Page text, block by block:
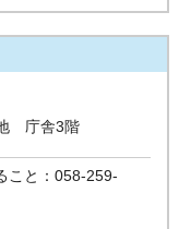
庁舎3階
こと：058-259-